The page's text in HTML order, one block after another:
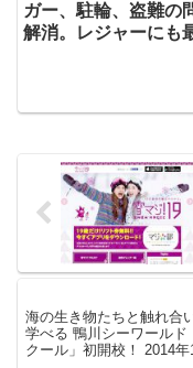
ガー、駐輪、盗難の
解消。レジャーにも
海の生き物たちと触れ合
学べる 鴨川シーワールド
クール」初開校！ 2014年